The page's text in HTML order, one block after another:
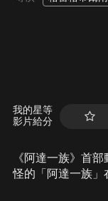
我的星等
影片給分
《阿達一族》首
怪的「阿達一族」